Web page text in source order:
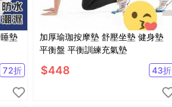
墊
72折
加厚瑜珈按摩墊 舒壓坐墊 健身墊
平衡盤 平衡訓練充氣墊
$448 43折